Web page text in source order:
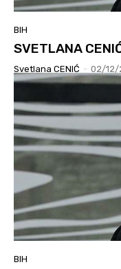
BIH
SVETLANA
Svetlana CENIĆ - 02/12/
BIH